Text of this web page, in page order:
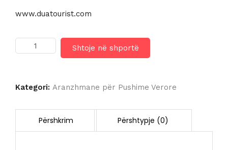
www.duatourist.com
Sasi
LIU
Shtoje në shportë
Kategori: Aranzhmane për Pushime Verore